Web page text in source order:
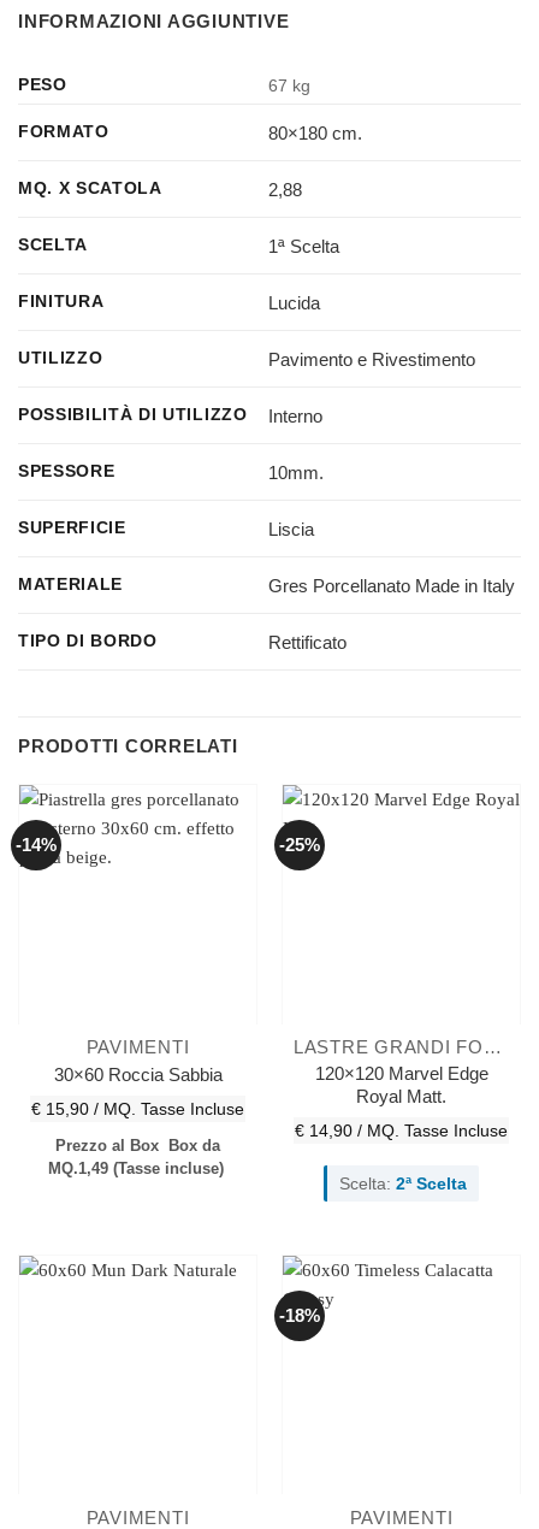
INFORMAZIONI AGGIUNTIVE
PESO 67 kg
FORMATO 80×180 cm.
MQ. X SCATOLA 2,88
SCELTA 1ª Scelta
FINITURA Lucida
UTILIZZO Pavimento e Rivestimento
POSSIBILITÀ DI UTILIZZO Interno
SPESSORE 10mm.
SUPERFICIE Liscia
MATERIALE Gres Porcellanato Made in Italy
TIPO DI BORDO Rettificato
PRODOTTI CORRELATI
-14%
PAVIMENTI
30×60 Roccia Sabbia
€ 15,90 / MQ. Tasse Incluse
Prezzo al Box
Box da
MQ.1,49 (Tasse incluse)
-25%
LASTRE GRANDI FORMATI
120×120 Marvel Edge
Royal Matt.
€ 14,90 / MQ. Tasse Incluse
Scelta: 2ª Scelta
PAVIMENTI
-18%
PAVIMENTI